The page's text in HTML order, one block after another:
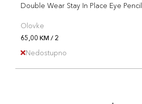
Double Wear Stay In Place Eye Pencil
Olovke
65,00 KM / 2
Nedostupno